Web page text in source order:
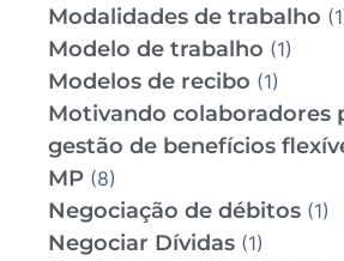
Modalidades de trabalho
Modelo de trabalho (1)
Modelos de recibo (1)
Motivando colaboradores
gestão de benefícios
MP (8)
Negociação de débitos (1)
Negociar Dívidas (1)